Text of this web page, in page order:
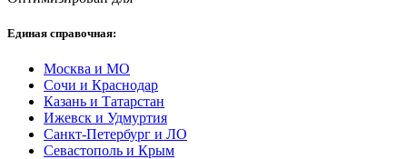
Единая справочная:
Москва и МО
Сочи и Краснодар
Казань и Татарстан
Ижевск и Удмуртия
Санкт-Петербург и ЛО
Севастополь и Крым